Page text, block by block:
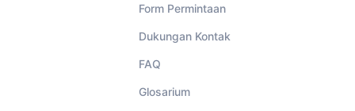
Form Permintaan
Dukungan Kontak
FAQ
Glosarium